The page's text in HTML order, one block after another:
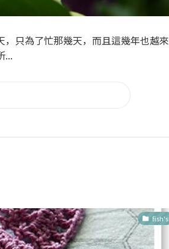
只為了忙那幾天，而且這幾年也越來
...
fish's